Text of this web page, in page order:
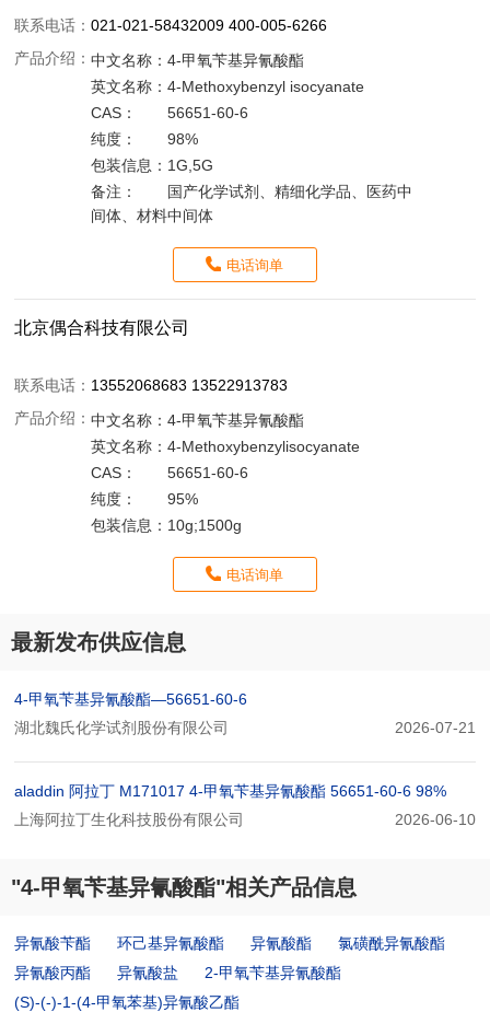
联系电话：021-021-58432009 400-005-6266
产品介绍：中文名称：4-甲氧苄基异氰酸酯
英文名称：4-Methoxybenzyl isocyanate
CAS：
56651-60-6
纯度：
98%
包装信息： 1G,5G
备注：
国产化学试剂、精细化学品、医药中
间体、材料中间体
电话询单
北京偶合科技有限公司
联系电话： 13552068683 13522913783
产品介绍：中文名称：4-甲氧苄基异氰酸酯
英文名称：4-Methoxybenzylisocyanate
CAS：
56651-60-6
纯度：
95%
包装信息： 10g;1500g
电话询单
最新发布供应信息
4-甲氧苄基异氰酸酯—56651-60-6
湖北魏氏化学试剂股份有限公司
2026-07-21
aladdin 阿拉丁 M171017 4-甲氧苄基异氰酸酯 56651-60-6 98%
上海阿拉丁生化科技股份有限公司
2026-06-10
"4-甲氧苄基异氰酸酯"相关产品信息
异氰酸苄酯 环己基异氰酸酯 异氰酸酯
氯磺酰异氰酸酯
异氰酸丙酯
异氰酸盐
2-甲氧苄基异氰酸酯
(S)-(-)-1-(4-甲氧苯基)异氰酸乙酯